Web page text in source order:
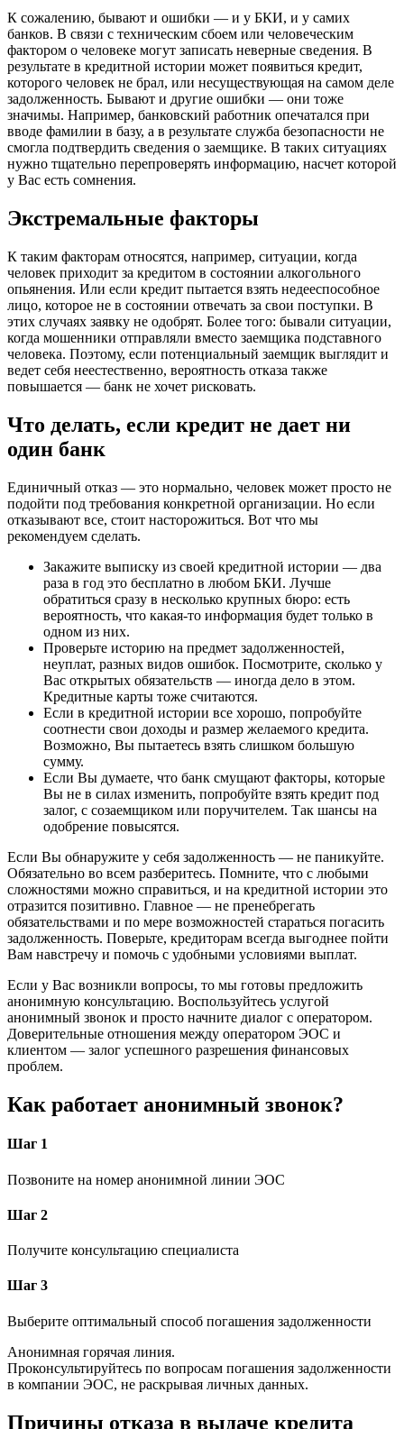
К сожалению, бывают и ошибки — и у БКИ, и у самих
банков. В связи с техническим сбоем или человеческим
фактором о человеке могут записать неверные сведения. В
результате в кредитной истории может появиться кредит,
которого человек не брал, или несуществующая на самом деле
задолженность. Бывают и другие ошибки — они тоже
значимы. Например, банковский работник опечатался при
вводе фамилии в базу, а в результате служба безопасности не
смогла подтвердить сведения о заемщике. В таких ситуациях
нужно тщательно перепроверять информацию, насчет которой
у Вас есть сомнения.
Экстремальные факторы
К таким факторам относятся, например, ситуации, когда
человек приходит за кредитом в состоянии алкогольного
опьянения. Или если кредит пытается взять недееспособное
лицо, которое не в состоянии отвечать за свои поступки. В
этих случаях заявку не одобрят. Более того: бывали ситуации,
когда мошенники отправляли вместо заемщика подставного
человека. Поэтому, если потенциальный заемщик выглядит и
ведет себя неестественно, вероятность отказа также
повышается — банк не хочет рисковать.
Что делать, если кредит не дает ни
один банк
Единичный отказ — это нормально, человек может просто не
подойти под требования конкретной организации. Но если
отказывают все, стоит насторожиться. Вот что мы
рекомендуем сделать.
Закажите выписку из своей кредитной истории — два
раза в год это бесплатно в любом БКИ. Лучше
обратиться сразу в несколько крупных бюро: есть
вероятность, что какая-то информация будет только в
одном из них.
Проверьте историю на предмет задолженностей,
неуплат, разных видов ошибок. Посмотрите, сколько у
Вас открытых обязательств — иногда дело в этом.
Кредитные карты тоже считаются.
Если в кредитной истории все хорошо, попробуйте
соотнести свои доходы и размер желаемого кредита.
Возможно, Вы пытаетесь взять слишком большую
сумму.
Если Вы думаете, что банк смущают факторы, которые
Вы не в силах изменить, попробуйте взять кредит под
залог, с созаемщиком или поручителем. Так шансы на
одобрение повысятся.
Если Вы обнаружите у себя задолженность — не паникуйте.
Обязательно во всем разберитесь. Помните, что с любыми
сложностями можно справиться, и на кредитной истории это
отразится позитивно. Главное — не пренебрегать
обязательствами и по мере возможностей стараться погасить
задолженность. Поверьте, кредиторам всегда выгоднее пойти
Вам навстречу и помочь с удобными условиями выплат.
Если у Вас возникли вопросы, то мы готовы предложить
анонимную консультацию. Воспользуйтесь услугой
анонимный звонок и просто начните диалог с оператором.
Доверительные отношения между оператором ЭОС и
клиентом — залог успешного разрешения финансовых
проблем.
Как работает анонимный звонок?
Шаг 1
Позвоните на номер анонимной линии ЭОС
Шаг 2
Получите консультацию специалиста
Шаг 3
Выберите оптимальный способ погашения задолженности
Анонимная горячая линия.
Проконсультируйтесь по вопросам погашения задолженности
в компании ЭОС, не раскрывая личных данных.
Причины отказа в выдаче кредита